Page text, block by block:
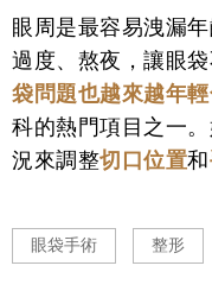
眼周是最容易洩漏
過度、熬夜，讓眼
袋問題也越來越年
科的熱門項目之一
況來調整切口位置和
眼袋手術 整形